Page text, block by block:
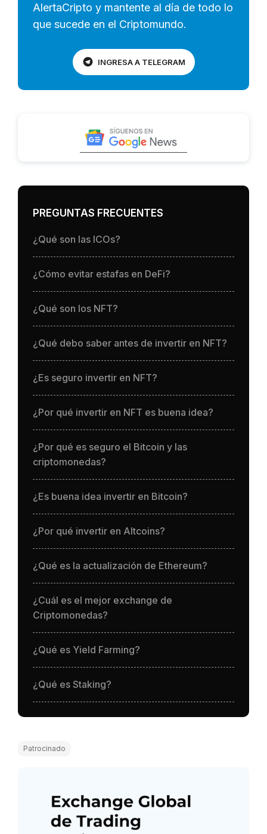
AlertaCripto y mantente al día de todo lo
que sucede en el Criptomundo.
INGRESA A TELEGRAM
PREGUNTAS FRECUENTES
¿Qué son las ICOs?
¿Cómo evitar estafas en DeFi?
¿Qué son los NFT?
¿Qué debo saber antes de invertir en NFT?
¿Es seguro invertir en NFT?
¿Por qué invertir en NFT es buena idea?
¿Por qué es seguro el Bitcoin y las
criptomonedas?
¿Es buena idea invertir en Bitcoin?
¿Por qué invertir en Altcoins?
¿Qué es la actualización de Ethereum?
¿Cuál es el mejor exchange de
Criptomonedas?
¿Qué es Yield Farming?
¿Qué es Staking?
Patrocinado